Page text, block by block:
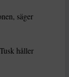
säger
håller